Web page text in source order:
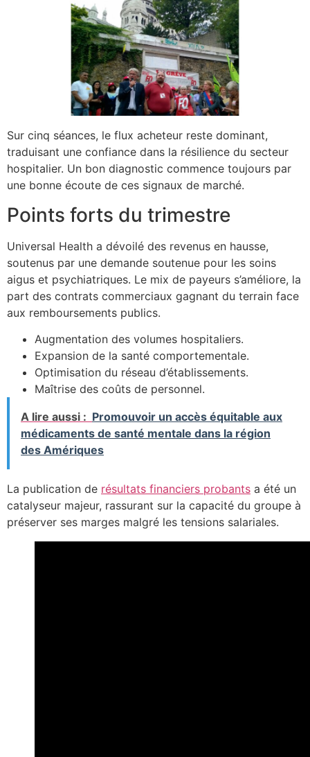
Sur cinq séances, le flux acheteur reste dominant,
traduisant une confiance dans la résilience du secteur
hospitalier. Un bon diagnostic commence toujours par
une bonne écoute de ces signaux de marché.
Points forts du trimestre
Universal Health a dévoilé des revenus en hausse,
soutenus par une demande soutenue pour les soins
aigus et psychiatriques. Le mix de payeurs s’améliore, la
part des contrats commerciaux gagnant du terrain face
aux remboursements publics.
Augmentation des volumes hospitaliers.
Expansion de la santé comportementale.
Optimisation du réseau d’établissements.
Maîtrise des coûts de personnel.
A lire aussi : Promouvoir un accès équitable aux
médicaments de santé mentale dans la région
des Amériques
La publication de résultats financiers probants a été un
catalyseur majeur, rassurant sur la capacité du groupe à
préserver ses marges malgré les tensions salariales.